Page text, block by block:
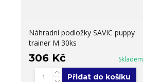
Náhradní podložky SAVIC puppy
trainer M 30ks
306 Kč Skladem
Přidat do košíku